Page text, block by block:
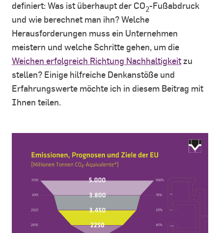
definiert: Was ist überhaupt der CO2-Fußabdruck
und wie berechnet man ihn? Welche
Herausforderungen muss ein Unternehmen
meistern und welche Schritte gehen, um die
Weichen erfolgreich Richtung Nachhaltigkeitzu
stellen? Einige hilfreiche Denkanstöße und
Erfahrungswerte möchte ich in diesem Beitrag mit
Ihnen teilen.